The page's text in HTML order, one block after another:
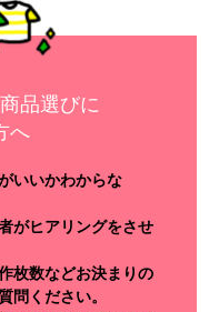
品選びに
へ
いいかわからな
がヒアリングをさせ
枚数などお決まりの
問ください。